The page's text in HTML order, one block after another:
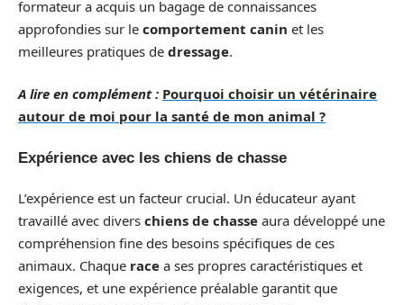
formateur a acquis un bagage de connaissances
approfondies sur le comportement canin et les
meilleures pratiques de dressage.
A lire en complément : Pourquoi choisir un vétérinaire
autour de moi pour la santé de mon animal ?
Expérience avec les chiens de chasse
L’expérience est un facteur crucial. Un éducateur ayant
travaillé avec divers chiens de chasse aura développé une
compréhension fine des besoins spécifiques de ces
animaux. Chaque race a ses propres caractéristiques et
exigences, et une expérience préalable garantit que